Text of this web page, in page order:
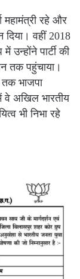
महामंत्री रहे और
वहीं 2018
उन्होंने पार्टी की
तक पहुंचाया।
तक भाजपा
अखिल भारतीय
भी निभा रहे